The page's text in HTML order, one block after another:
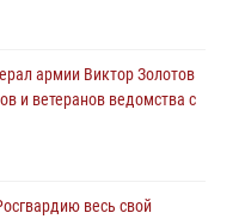
армии Виктор Золотов
и ветеранов ведомства с
весь свой